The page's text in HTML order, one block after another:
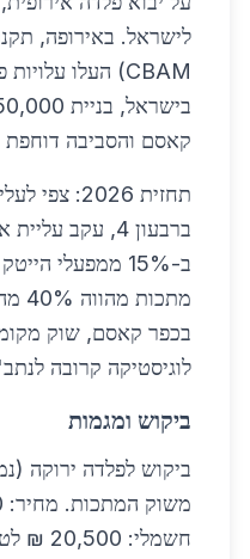
קאסם והסביבה דוחפת
ברבעון 4, עקב
ב-15% ממפעלי
לוגיסטיקה קרובה
ביקוש ומגמות